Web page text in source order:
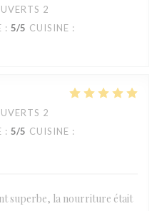
2
: 5/5 CUISINE :
2
: 5/5 CUISINE :
superbe, la nourriture était